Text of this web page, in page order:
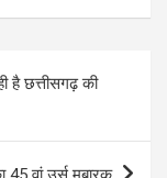
है छत्तीसगढ़ की